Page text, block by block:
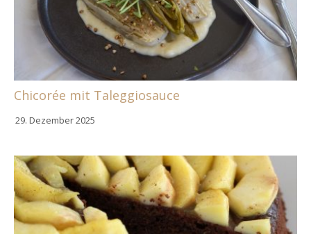
Chicorée mit Taleggiosauce
29. Dezember 2025